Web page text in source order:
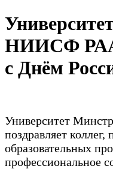
НИИСФ
с Днём
Университет
поздравляет
образовательных
профессиональное